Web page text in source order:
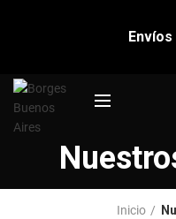
Inicio